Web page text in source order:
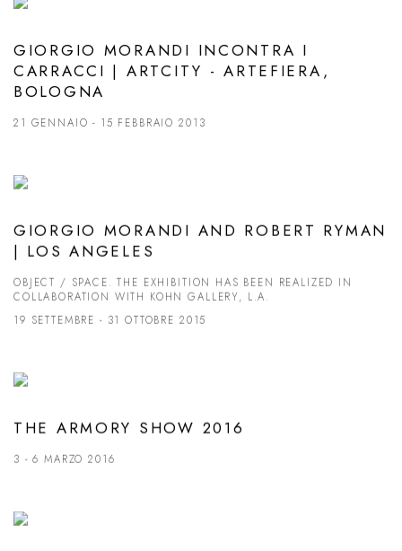
GIORGIO MORANDI INCONTRA I
CARRACCI | ARTCITY - ARTEFIERA,
BOLOGNA
21 GENNAIO - 15 FEBBRAIO 2013
GIORGIO MORANDI AND ROBERT RYMAN
| LOS ANGELES
OBJECT / SPACE. THE EXHIBITION HAS BEEN REALIZED IN
COLLABORATION WITH KOHN GALLERY, L.A.
19 SETTEMBRE - 31 OTTOBRE 2015
THE ARMORY SHOW 2016
3 - 6 MARZO 2016